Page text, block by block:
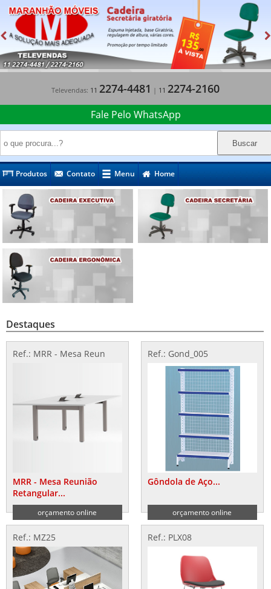
Televendas: 11 2274-4481 | 11 2274-2160
Fale Pelo WhatsApp
Produtos Contato Menu Home
Destaques
Ref.: MRR - Mesa Reun
MRR - Mesa Reunião
Retangular...
orçamento online
Ref.: Gond_005
Gôndola de Aço...
orçamento online
Ref.: MZ25 Ref.: PLX08